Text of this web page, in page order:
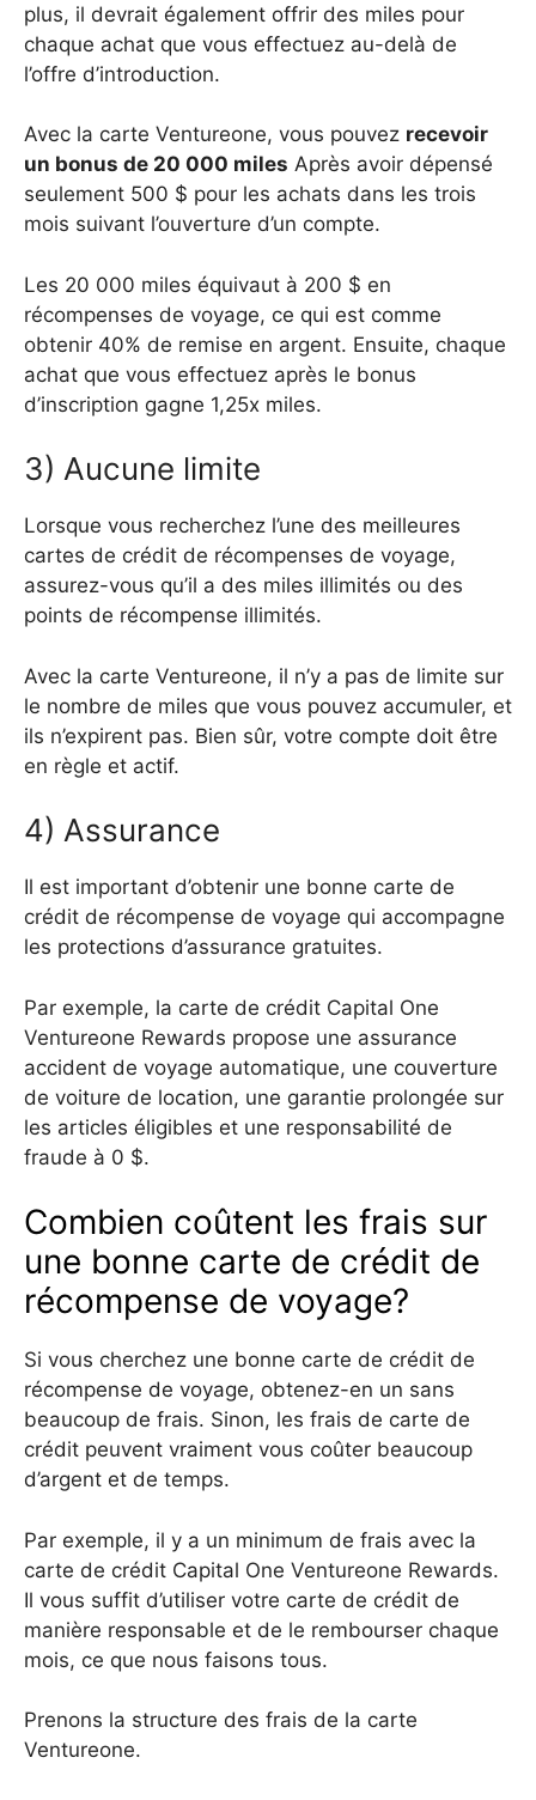
plus, il devrait également offrir des miles pour
chaque achat que vous effectuez au-delà de
l’offre d’introduction.
Avec la carte Ventureone, vous pouvez recevoir
un bonus de 20 000 miles Après avoir dépensé
seulement 500 $ pour les achats dans les trois
mois suivant l’ouverture d’un compte.
Les 20 000 miles équivaut à 200 $ en
récompenses de voyage, ce qui est comme
obtenir 40% de remise en argent. Ensuite, chaque
achat que vous effectuez après le bonus
d’inscription gagne 1,25x miles.
3) Aucune limite
Lorsque vous recherchez l’une des meilleures
cartes de crédit de récompenses de voyage,
assurez-vous qu’il a des miles illimités ou des
points de récompense illimités.
Avec la carte Ventureone, il n’y a pas de limite sur
le nombre de miles que vous pouvez accumuler, et
ils n’expirent pas. Bien sûr, votre compte doit être
en règle et actif.
4) Assurance
Il est important d’obtenir une bonne carte de
crédit de récompense de voyage qui accompagne
les protections d’assurance gratuites.
Par exemple, la carte de crédit Capital One
Ventureone Rewards propose une assurance
accident de voyage automatique, une couverture
de voiture de location, une garantie prolongée sur
les articles éligibles et une responsabilité de
fraude à 0 $.
Combien coûtent les frais sur
une bonne carte de crédit de
récompense de voyage?
Si vous cherchez une bonne carte de crédit de
récompense de voyage, obtenez-en un sans
beaucoup de frais. Sinon, les frais de carte de
crédit peuvent vraiment vous coûter beaucoup
d’argent et de temps.
Par exemple, il y a un minimum de frais avec la
carte de crédit Capital One Ventureone Rewards.
Il vous suffit d’utiliser votre carte de crédit de
manière responsable et de le rembourser chaque
mois, ce que nous faisons tous.
Prenons la structure des frais de la carte
Ventureone.